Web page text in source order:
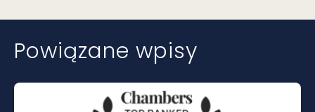
Powiązane wpisy